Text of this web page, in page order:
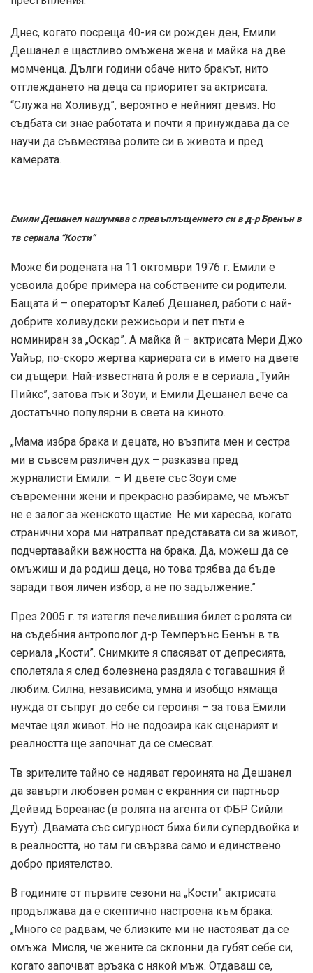
Днес, когато посреща 40-ия си рожден ден, Емили
Дешанел е щастливо омъжена жена и майка на две
момченца. Дълги години обаче нито бракът, нито
отглеждането на деца са приоритет за актрисата.
“Служа на Холивуд”, вероятно е нейният девиз. Но
съдбата си знае работата и почти я принуждава да се
научи да съвместява ролите си в живота и пред
камерата.
Емили Дешанел нашумява с превъплъщението си в д-р Бренън в
тв сериала “Кости”
Може би родената на 11 октомври 1976 г. Емили е
усвоила добре примера на собствените си родители.
Бащата й – операторът Калеб Дешанел, работи с най-
добрите холивудски режисьори и пет пъти е
номиниран за „Оскар”. А майка й – актрисата Мери Джо
Уайър, по-скоро жертва кариерата си в името на двете
си дъщери. Най-известната й роля е в сериала „Туийн
Пийкс”, затова пък и Зоуи, и Емили Дешанел вече са
достатъчно популярни в света на киното.
„Мама избра брака и децата, но възпита мен и сестра
ми в съвсем различен дух – разказва пред
журналисти Емили. – И двете със Зоуи сме
съвременни жени и прекрасно разбираме, че мъжът
не е залог за женското щастие. Не ми харесва, когато
странични хора ми натрапват представата си за живот,
подчертавайки важността на брака. Да, можеш да се
омъжиш и да родиш деца, но това трябва да бъде
заради твоя личен избор, а не по задължение.”
През 2005 г. тя изтегля печелившия билет с ролята си
на съдебния антрополог д-р Темперънс Бенън в тв
сериала „Кости”. Снимките я спасяват от депресията,
сполетяла я след болезнена раздяла с тогавашния й
любим. Силна, независима, умна и изобщо нямаща
нужда от съпруг до себе си героиня – за това Емили
мечтае цял живот. Но не подозира как сценарият и
реалността ще започнат да се смесват.
Тв зрителите тайно се надяват героинята на Дешанел
да завърти любовен роман с екранния си партньор
Дейвид Бореанас (в ролята на агента от ФБР Сийли
Буут). Двамата със сигурност биха били супердвойка и
в реалността, но там ги свързва само и единствено
добро приятелство.
В годините от първите сезони на „Кости” актрисата
продължава да е скептично настроена към брака:
„Много се радвам, че близките ми не настояват да се
омъжа. Мисля, че жените са склонни да губят себе си,
когато започват връзка с някой мъж. Отдаваш се,